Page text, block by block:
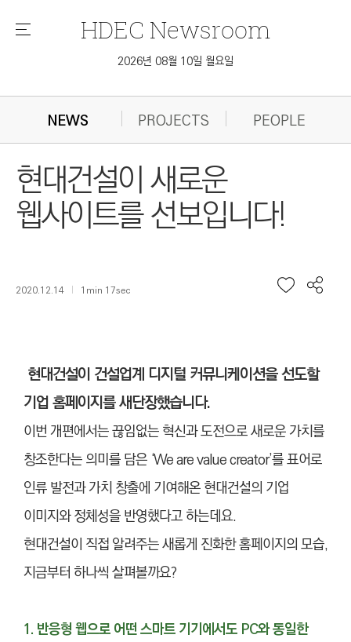
메
HDEC Newsroom
2026년 08월 10일 월요일
NEWS PROJECTS PEOPLE
현대건설이 새로운
웹사이트를 선보입니다!
2020.12.14 1min 17sec
현대건설이 건설업계 디지털 커뮤니케이션을 선도할
기업 홈페이지를 새단장했습니다.
이번 개편에서는 끊임없는 혁신과 도전으로 새로운 가치를
창조한다는 의미를 담은 ‘We are value creator’를 표어로
인류 발전과 가치 창출에 기여해온 현대건설의 기업
이미지와 정체성을 반영했다고 하는데요.
현대건설이 직접 알려주는 새롭게 진화한 홈페이지의 모습,
지금부터 하나씩 살펴볼까요?
1. 반응형 웹으로 어떤 스마트 기기에서도 PC와 동일한